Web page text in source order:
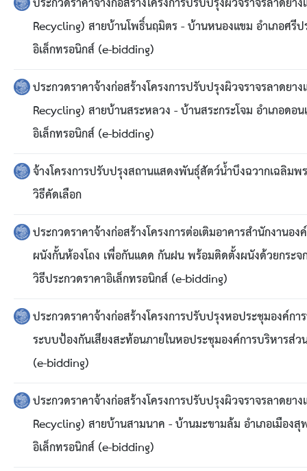
การจัดการความรู้ (KM)
ข้อระเบียบและกฎหมาย
มาตรฐานการปฏิบัติงาน
แผนพัฒนาท้องถิ่น ของอบจ.สุพรรณบุรี
ข้อบัญญัติงบประมาณรายจ่ายประจำปี ของ อบจ.สุ
ข้อบัญญัติอื่นๆ ของ อบจ.สุพรรณบุรี
รายงานการประชุมสภา อบจ.สุพรรณบุรี
รายงานรายรับรายจ่าย อบจ.สุพรรณบุรี
รายงานการติดตามและประเมินผลแผนพัฒนาท้องถิ่
สรุปผลการประเมินความพึงพอใจ
ระบบสืบค้นข้อมูล ประกาศ ก.จ.จ. สุพรรณบุรี (พ.ศ
Document
Recycling) สายบ้านโพธิ์นฤมิตร - บ้านหนองแขม อำเภอศ
อิเล็กทรอนิกส์ (e-bidding)
ประกวดราคาจ้างก่อสร้างโครงการปรับปรุงผิวจราจรลาด
Recycling) สายบ้านสระหลวง - บ้านสระกระโจม อำเภอด
อิเล็กทรอนิกส์ (e-bidding)
จ้างโครงการปรับปรุงสถานแสดงพันธุ์สัตว์น้ำบึงฉวากเฉลิม
วิธีคัดเลือก
ประกวดราคาจ้างก่อสร้างโครงการต่อเติมอาคารสำนักงาน
ผนังกั้นห้องโถง เพื่อกันแดด กันฝน พร้อมติดตั้งผนังด้วยกระ
วิธีประกวดราคาอิเล็กทรอนิกส์ (e-bidding)
ประกวดราคาจ้างก่อสร้างโครงการปรับปรุงหอประชุมองค์
ระบบป้องกันเสียงสะท้อนภายในหอประชุมองค์การบริหาร
(e-bidding)
ประกวดราคาจ้างก่อสร้างโครงการปรับปรุงผิวจราจรลาด
Recycling) สายบ้านสามนาค - บ้านมะขามล้ม อำเภอเมือ
อิเล็กทรอนิกส์ (e-bidding)